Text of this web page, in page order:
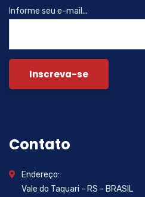
Informe seu e-mail...
Inscreva-se
Contato
Endereço:
Vale do Taquari - RS - BRASIL